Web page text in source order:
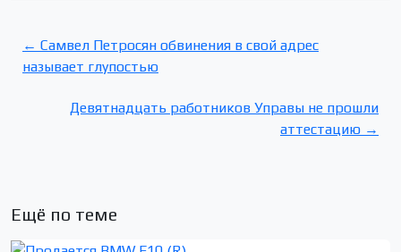
← Самвел Петросян обвинения в свой адрес
называет глупостью
Девятнадцать работников Управы не прошли
аттестацию →
Ещё по теме